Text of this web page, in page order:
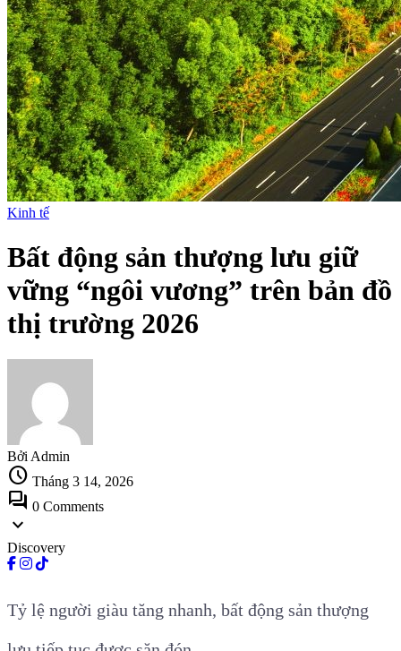
Kinh tế
Bất động sản thượng lưu giữ
vững “ngôi vương” trên bản đồ
thị trường 2026
Bởi Admin
schedule Tháng 3 14, 2026
forum 0 Comments
expand_more
Discovery
Tỷ lệ người giàu tăng nhanh, bất động sản thượng